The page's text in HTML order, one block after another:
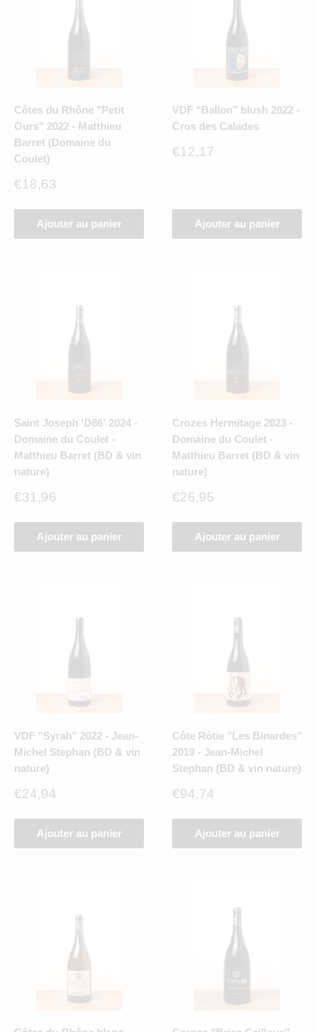
Côtes du Rhône "Petit
Ours" 2022 - Matthieu
Barret (Domaine du
Coulet)
Prix
€18,63
Ajouter au panier
VDF "Ballon" blush 2022 -
Cros des Calades
Prix
€12,17
Ajouter au panier
Saint Joseph 'D86' 2024 -
Domaine du Coulet -
Matthieu Barret (BD & vin
nature)
Prix
€31,96
Ajouter au panier
Crozes Hermitage 2023 -
Domaine du Coulet -
Matthieu Barret (BD & vin
nature)
Prix
€26,95
Ajouter au panier
VDF "Syrah" 2022 - Jean-
Michel Stephan (BD & vin
nature)
Prix
€24,94
Ajouter au panier
Côte Rôtie "Les Binardes"
2019 - Jean-Michel
Stephan (BD & vin nature)
Prix
€94,74
Ajouter au panier